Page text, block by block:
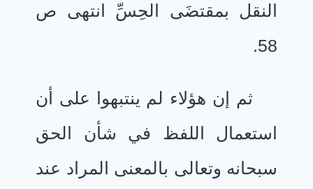
النقل بمقتضَى الحِسِّ انتهى ص
58.
ثم إن هؤلاء لم ينتبهوا على أن
استعمال اللفظ في شأن الحق
سبحانه وتعالى بالمعنى المراد عند